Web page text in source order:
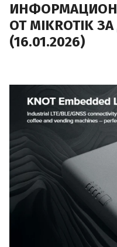
ОТ MIKROTIK
(16.01.2026)